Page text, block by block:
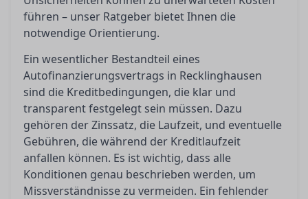
führen – unser Ratgeber bietet Ihnen die
notwendige Orientierung.
Ein wesentlicher Bestandteil eines
Autofinanzierungsvertrags in Recklinghausen
sind die Kreditbedingungen, die klar und
transparent festgelegt sein müssen. Dazu
gehören der Zinssatz, die Laufzeit, und eventuelle
Gebühren, die während der Kreditlaufzeit
anfallen können. Es ist wichtig, dass alle
Konditionen genau beschrieben werden, um
Missverständnisse zu vermeiden. Ein fehlender